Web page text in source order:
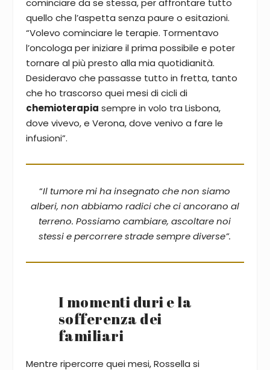
cominciare da se stessa, per affrontare tutto
quello che l’aspetta senza paure o esitazioni.
“Volevo cominciare le terapie. Tormentavo
l’oncologa per iniziare il prima possibile e poter
tornare al più presto alla mia quotidianità.
Desideravo che passasse tutto in fretta, tanto
che ho trascorso quei mesi di cicli di
chemioterapia sempre in volo tra Lisbona,
dove vivevo, e Verona, dove venivo a fare le
infusioni”.
“Il tumore mi ha insegnato che non siamo
alberi, non abbiamo radici che ci ancorano al
terreno. Possiamo cambiare, ascoltare noi
stessi e percorrere strade sempre diverse”.
I momenti duri e la
sofferenza dei
familiari
Mentre ripercorre quei mesi, Rossella si